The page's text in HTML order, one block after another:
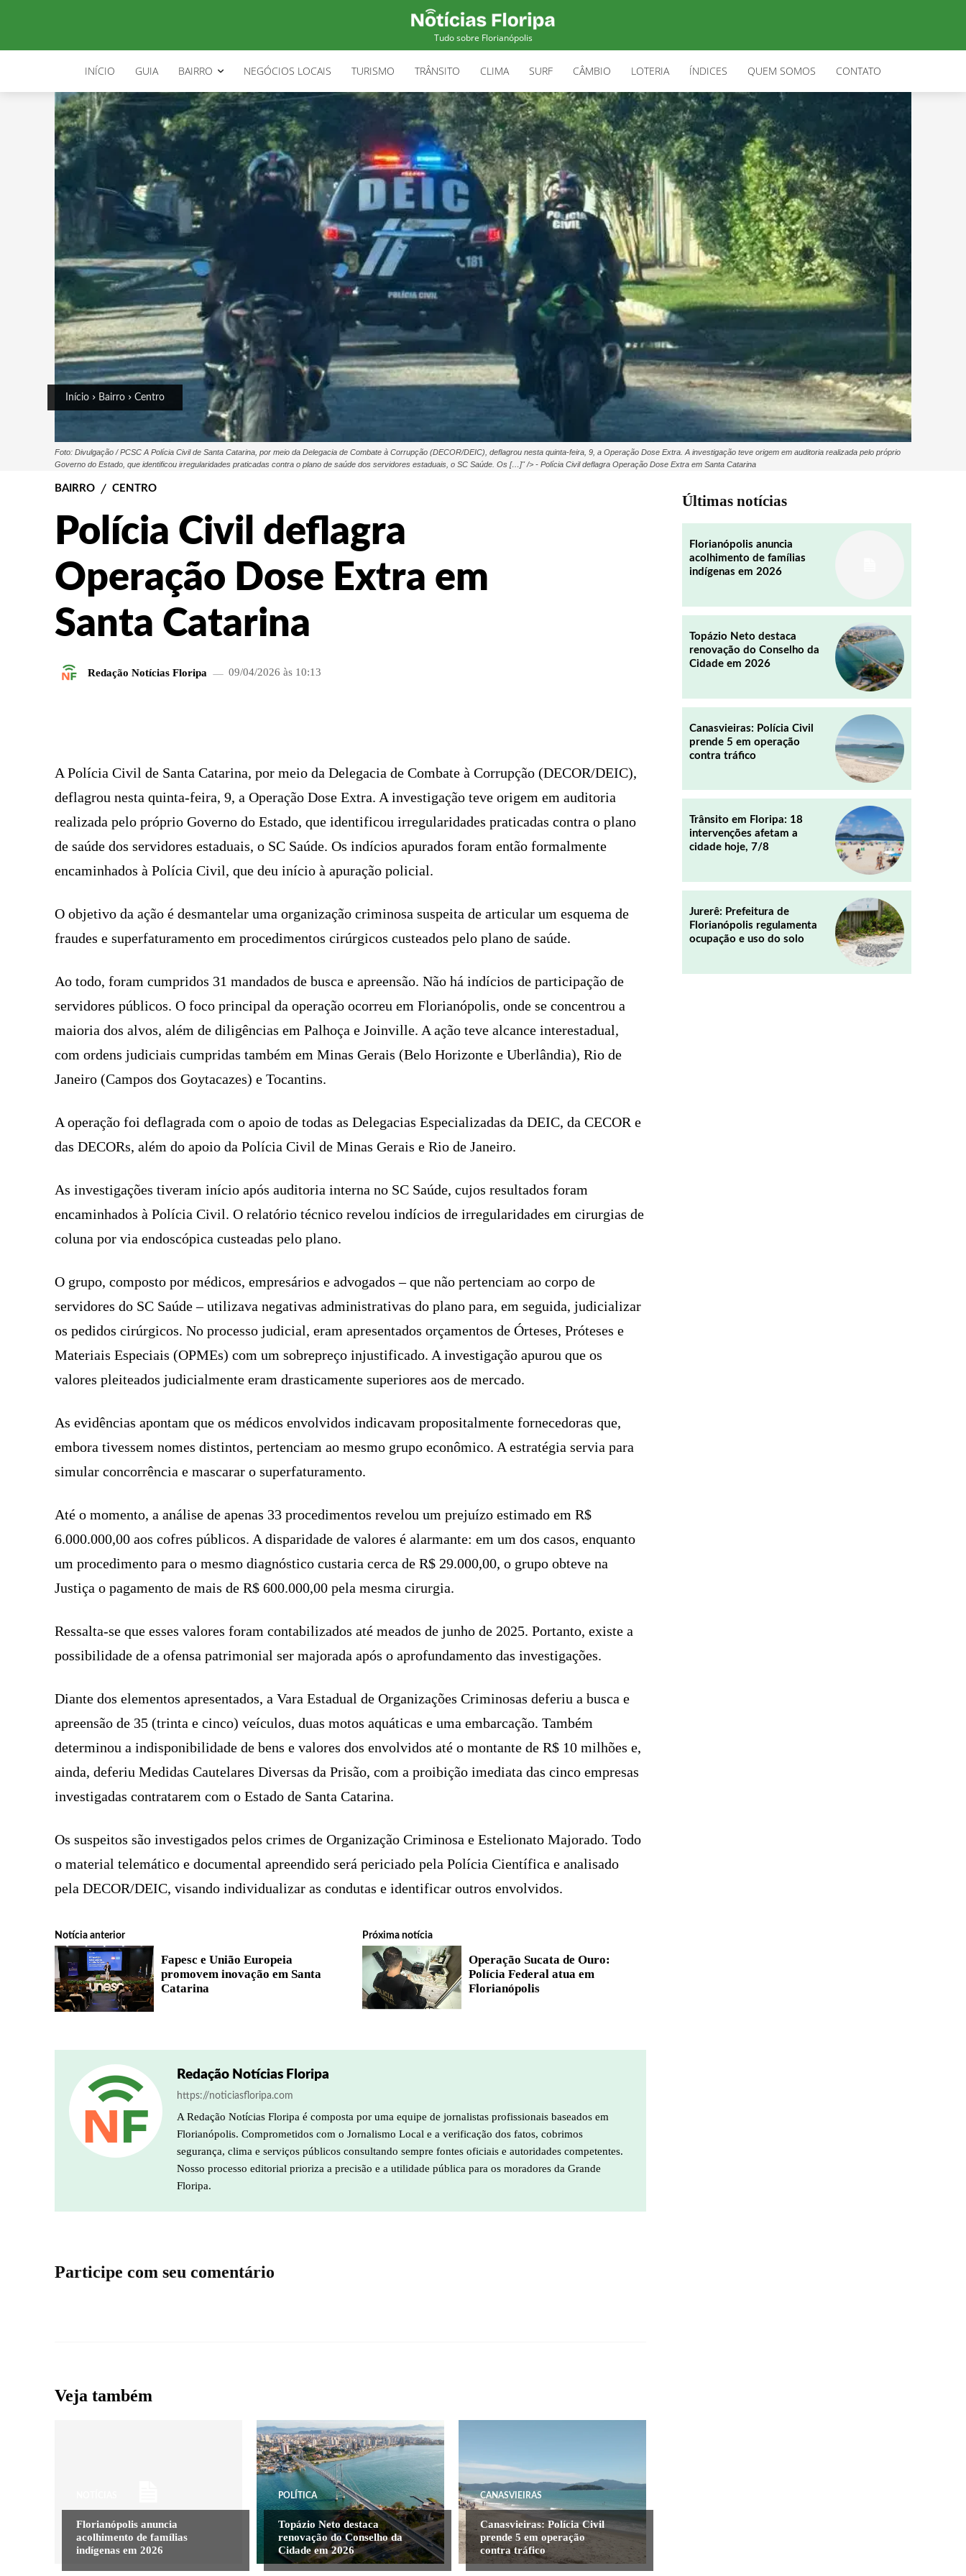
Tudo sobre Florianópolis
INÍCIO GUIA BAIRRO NEGÓCIOS LOCAIS TURISMO TRÂNSITO CLIMA SURF CÂMBIO LOTERIA ÍNDICES QUEM SOMOS CONTATO
Início Bairro Centro
Foto: Divulgação / PCSC A Polícia Civil de Santa Catarina, por meio da Delegacia de Combate à Corrupção (DECOR/DEIC), deflagrou nesta quinta-feira, 9, a Operação Dose Extra. A investigação teve origem em auditoria realizada pelo próprio
Governo do Estado, que identificou irregularidades praticadas contra o plano de saúde dos servidores estaduais, o SC Saúde. Os […]" /> - Polícia Civil deflagra Operação Dose Extra em Santa Catarina
BAIRRO CENTRO
Polícia Civil deflagra
Operação Dose Extra em
Santa Catarina
Redação Notícias Floripa 09/04/2026 às 10:13
A Polícia Civil de Santa Catarina, por meio da Delegacia de Combate à Corrupção (DECOR/DEIC),
deflagrou nesta quinta-feira, 9, a Operação Dose Extra. A investigação teve origem em auditoria
realizada pelo próprio Governo do Estado, que identificou irregularidades praticadas contra o plano
de saúde dos servidores estaduais, o SC Saúde. Os indícios apurados foram então formalmente
encaminhados à Polícia Civil, que deu início à apuração policial.
O objetivo da ação é desmantelar uma organização criminosa suspeita de articular um esquema de
fraudes e superfaturamento em procedimentos cirúrgicos custeados pelo plano de saúde.
Ao todo, foram cumpridos 31 mandados de busca e apreensão. Não há indícios de participação de
servidores públicos. O foco principal da operação ocorreu em Florianópolis, onde se concentrou a
maioria dos alvos, além de diligências em Palhoça e Joinville. A ação teve alcance interestadual,
com ordens judiciais cumpridas também em Minas Gerais (Belo Horizonte e Uberlândia), Rio de
Janeiro (Campos dos Goytacazes) e Tocantins.
A operação foi deflagrada com o apoio de todas as Delegacias Especializadas da DEIC, da CECOR e
das DECORs, além do apoio da Polícia Civil de Minas Gerais e Rio de Janeiro.
As investigações tiveram início após auditoria interna no SC Saúde, cujos resultados foram
encaminhados à Polícia Civil. O relatório técnico revelou indícios de irregularidades em cirurgias de
coluna por via endoscópica custeadas pelo plano.
O grupo, composto por médicos, empresários e advogados – que não pertenciam ao corpo de
servidores do SC Saúde – utilizava negativas administrativas do plano para, em seguida, judicializar
os pedidos cirúrgicos. No processo judicial, eram apresentados orçamentos de Órteses, Próteses e
Materiais Especiais (OPMEs) com um sobrepreço injustificado. A investigação apurou que os
valores pleiteados judicialmente eram drasticamente superiores aos de mercado.
As evidências apontam que os médicos envolvidos indicavam propositalmente fornecedoras que,
embora tivessem nomes distintos, pertenciam ao mesmo grupo econômico. A estratégia servia para
simular concorrência e mascarar o superfaturamento.
Até o momento, a análise de apenas 33 procedimentos revelou um prejuízo estimado em R$
6.000.000,00 aos cofres públicos. A disparidade de valores é alarmante: em um dos casos, enquanto
um procedimento para o mesmo diagnóstico custaria cerca de R$ 29.000,00, o grupo obteve na
Justiça o pagamento de mais de R$ 600.000,00 pela mesma cirurgia.
Ressalta-se que esses valores foram contabilizados até meados de junho de 2025. Portanto, existe a
possibilidade de a ofensa patrimonial ser majorada após o aprofundamento das investigações.
Diante dos elementos apresentados, a Vara Estadual de Organizações Criminosas deferiu a busca e
apreensão de 35 (trinta e cinco) veículos, duas motos aquáticas e uma embarcação. Também
determinou a indisponibilidade de bens e valores dos envolvidos até o montante de R$ 10 milhões e,
ainda, deferiu Medidas Cautelares Diversas da Prisão, com a proibição imediata das cinco empresas
investigadas contratarem com o Estado de Santa Catarina.
Os suspeitos são investigados pelos crimes de Organização Criminosa e Estelionato Majorado. Todo
o material telemático e documental apreendido será periciado pela Polícia Científica e analisado
pela DECOR/DEIC, visando individualizar as condutas e identificar outros envolvidos.
Notícia anterior
Fapesc e União Europeia
promovem inovação em Santa
Catarina
Próxima notícia
Operação Sucata de Ouro:
Polícia Federal atua em
Florianópolis
Redação Notícias Floripa
https://noticiasfloripa.com
A Redação Notícias Floripa é composta por uma equipe de jornalistas profissionais baseados em
Florianópolis. Comprometidos com o Jornalismo Local e a verificação dos fatos, cobrimos
segurança, clima e serviços públicos consultando sempre fontes oficiais e autoridades competentes.
Nosso processo editorial prioriza a precisão e a utilidade pública para os moradores da Grande
Floripa.
Participe com seu comentário
Veja também
Florianópolis anuncia
acolhimento de famílias
indígenas em 2026
POLÍTICA
Topázio Neto destaca
renovação do Conselho da
Cidade em 2026
CANASVIEIRAS
Canasvieiras: Polícia Civil
prende 5 em operação
contra tráfico
Últimas notícias
Florianópolis anuncia
acolhimento de famílias
indígenas em 2026
Topázio Neto destaca
renovação do Conselho da
Cidade em 2026
Canasvieiras: Polícia Civil
prende 5 em operação
contra tráfico
Trânsito em Floripa: 18
intervenções afetam a
cidade hoje, 7/8
Jurerê: Prefeitura de
Florianópolis regulamenta
ocupação e uso do solo